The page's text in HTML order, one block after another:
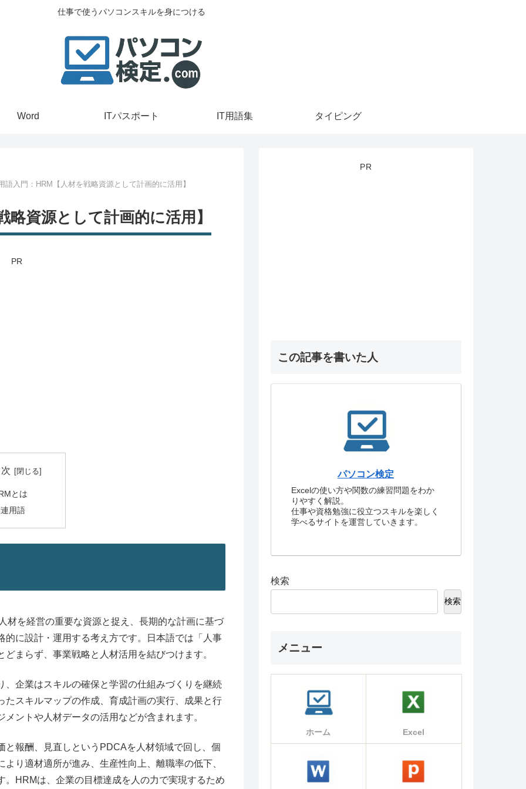
仕事で使うパソコンスキルを身につける
Word ITパスポート IT用語集 タイピング
語入門：HRM【人材を戦略資源として計画的に活用】
資源として計画的に活用】
PR
とは
用語
材を経営の重要な資源と捉え、長期的な計画に基づ
に設計・運用する考え方です。日本語では「人事
まらず、事業戦略と人材活用を結びつけます。
企業はスキルの確保と学習の仕組みづくりを継続
スキルマップの作成、育成計画の実行、成果と行
ントや人材データの活用などが含まれます。
報酬、見直しというPDCAを人材領域で回し、個
り適材適所が進み、生産性向上、離職率の低下、
HRMは、企業の目標達成を人の力で実現するため
PR
この記事を書いた人
パソコン検定
Excelの使い方や関数の練習問題をわか
りやすく解説。
仕事や資格勉強に役立つスキルを楽しく
学べるサイトを運営していきます。
検索
検索
メニュー
ホーム Excel